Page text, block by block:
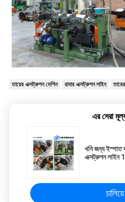
তারের এক্সট্রুশন মেশিন রাবার এক্সট্রুশন লাইন
এর সেরা
খনি জন্য ইস্পাত
এক্সট্রুশন লাইন
চালিয়ে